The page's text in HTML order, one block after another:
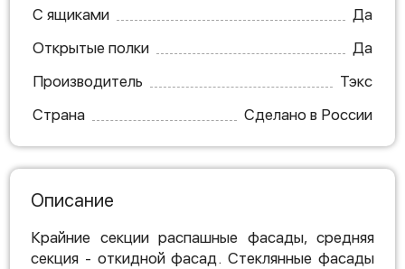
С ящиками
Да
Открытые полки
Да
Производитель
Тэкс
Страна
Сделано в России
Описание
Крайние секции распашные фасады, средняя
секция - откидной фасад. Стеклянные фасады